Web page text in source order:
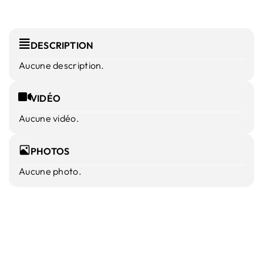
DESCRIPTION
Aucune description.
VIDÉO
Aucune vidéo.
PHOTOS
Aucune photo.